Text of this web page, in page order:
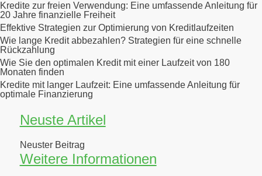
Kredite zur freien Verwendung: Eine umfassende Anleitung für
20 Jahre finanzielle Freiheit
Effektive Strategien zur Optimierung von Kreditlaufzeiten
Wie lange Kredit abbezahlen? Strategien für eine schnelle
Rückzahlung
Wie Sie den optimalen Kredit mit einer Laufzeit von 180
Monaten finden
Kredite mit langer Laufzeit: Eine umfassende Anleitung für
optimale Finanzierung
Neuste Artikel
Neuster Beitrag
Weitere Informationen